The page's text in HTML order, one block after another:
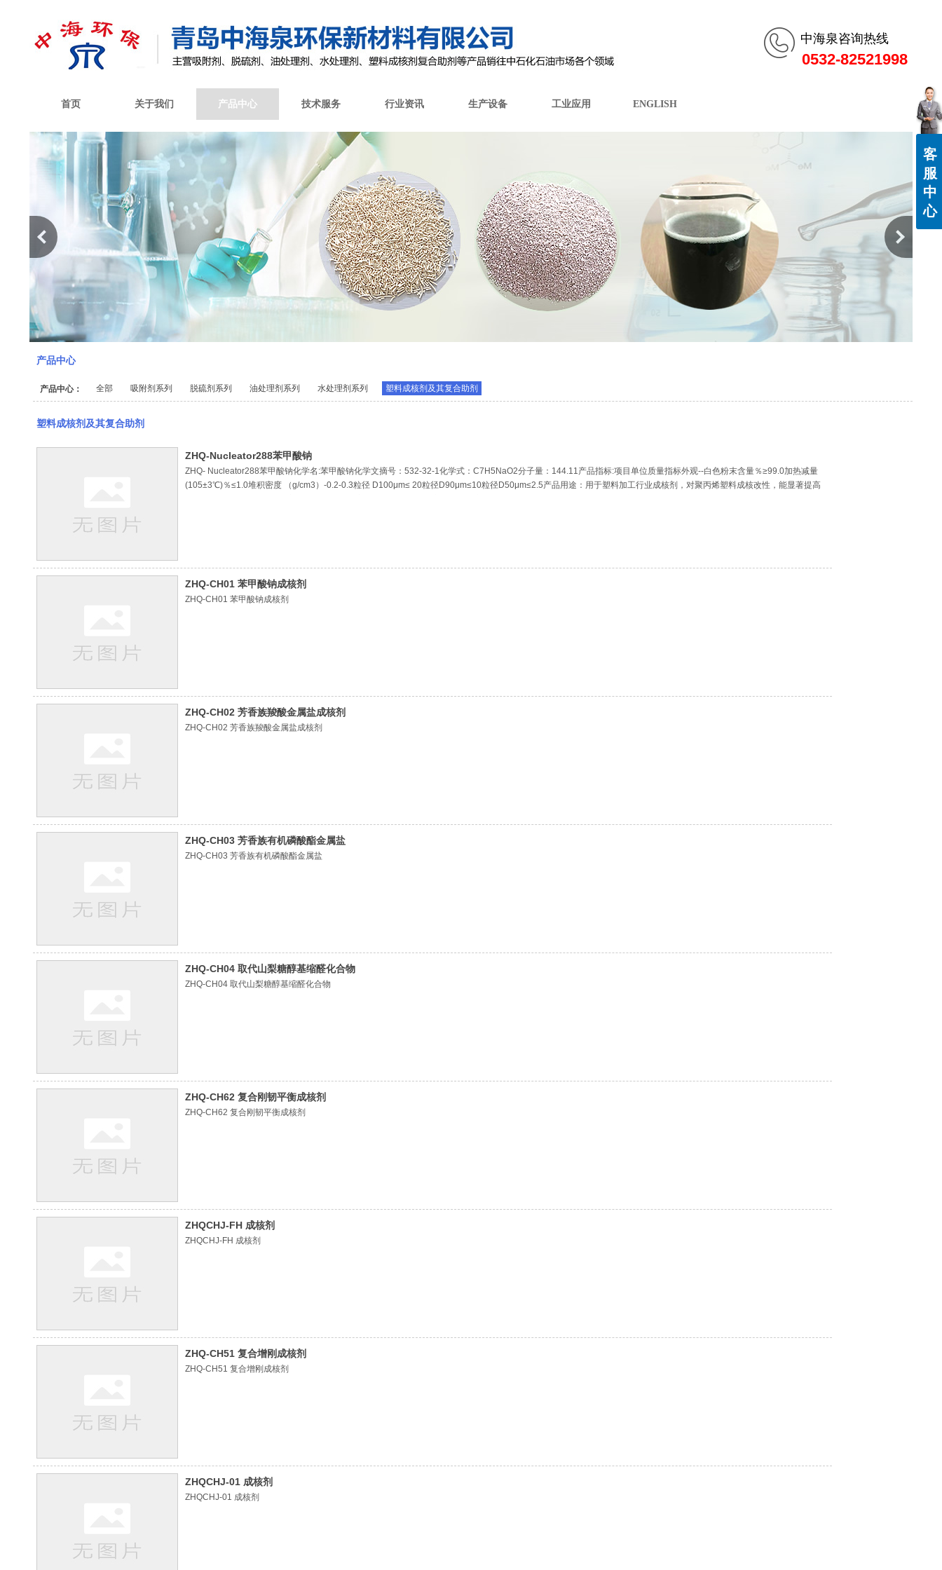
中海泉咨询热线
0532-82521998
首页 关于我们 产品中心 技术服务 行业资讯 生产设备 工业应用 ENGLISH
产品中心
产品中心： 全部 吸附剂系列 脱硫剂系列 油处理剂系列 水处理剂系列 塑料成核剂及其复合助剂
塑料成核剂及其复合助剂
ZHQ-Nucleator288苯甲酸钠
ZHQ- Nucleator288苯甲酸钠化学名:苯甲酸钠化学文摘号：532-32-1化学式：C7H5NaO2分子量：144.11产品指标:项目单位质量指标外观--白色粉末含量％≥99.0加热减量
(105±3℃)％≤1.0堆积密度 （g/cm3）-0.2-0.3粒径 D100μm≤ 20粒径D90μm≤10粒径D50μm≤2.5产品用途：用于塑料加工行业成核剂，对聚丙烯塑料成核改性，能显著提高
ZHQ-CH01 苯甲酸钠成核剂
ZHQ-CH01 苯甲酸钠成核剂
ZHQ-CH02 芳香族羧酸金属盐成核剂
ZHQ-CH02 芳香族羧酸金属盐成核剂
ZHQ-CH03 芳香族有机磷酸酯金属盐
ZHQ-CH03 芳香族有机磷酸酯金属盐
ZHQ-CH04 取代山梨糖醇基缩醛化合物
ZHQ-CH04 取代山梨糖醇基缩醛化合物
ZHQ-CH62 复合刚韧平衡成核剂
ZHQ-CH62 复合刚韧平衡成核剂
ZHQCHJ-FH 成核剂
ZHQCHJ-FH 成核剂
ZHQ-CH51 复合增刚成核剂
ZHQ-CH51 复合增刚成核剂
ZHQCHJ-01 成核剂
ZHQCHJ-01 成核剂
客
服
中
心